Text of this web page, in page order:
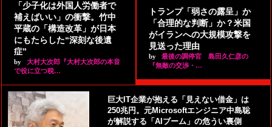
「少子化は外国人労働者で
補えばいい」の衝撃。竹中
平蔵の「構造改革」が日本
にもたらした“深刻な後遺
症”
by
大村大次郎『大村大次郎の本音
で役に立つ税…
トランプ「弱さの露呈」か
「合理的な判断」か？米国
がイランへの大規模攻撃を
見送った理由
by
最後の調停官 島田久仁彦の
『無敵の交渉・…
巨大IT企業が抱える「見えない借金」は
250兆円。元Microsoftエンジニア中島聡
が解説する「AIブーム」の危うい裏側